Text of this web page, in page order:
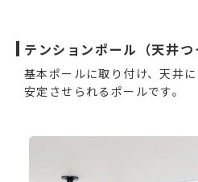
テンションポール（天井つ
基本ポールに取り付け、天井
安定させられるポールです。